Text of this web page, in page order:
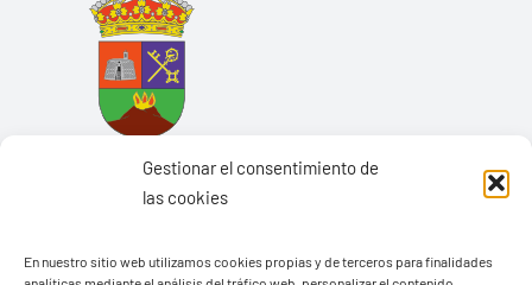
Gestionar el consentimiento de
las cookies
En nuestro sitio web utilizamos cookies propias y de terceros para finalidades